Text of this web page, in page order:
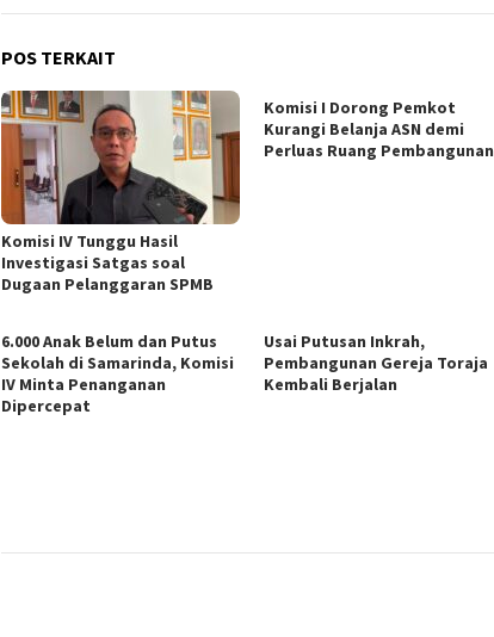
POS TERKAIT
Komisi IV Tunggu Hasil
Investigasi Satgas soal
Dugaan Pelanggaran SPMB
Komisi I Dorong Pemkot
Kurangi Belanja ASN demi
Perluas Ruang Pembangunan
6.000 Anak Belum dan Putus
Sekolah di Samarinda, Komisi
IV Minta Penanganan
Dipercepat
Usai Putusan Inkrah,
Pembangunan Gereja Toraja
Kembali Berjalan